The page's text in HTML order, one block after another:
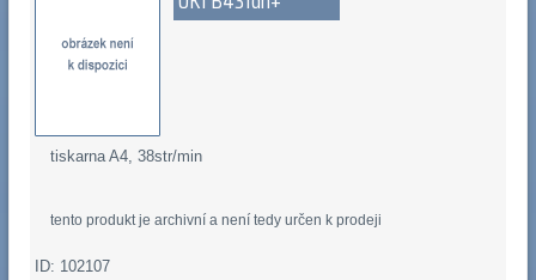
tiskarna A4, 38str/min
tento produkt je archivní a není tedy určen k prodeji
ID: 102107